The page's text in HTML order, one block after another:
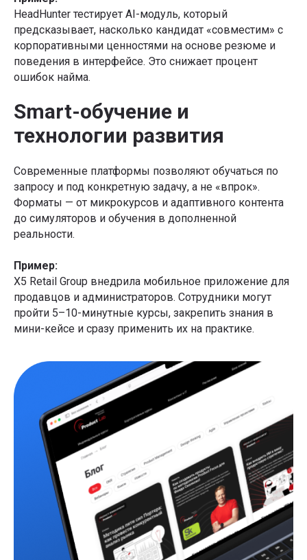
HeadHunter тестирует AI-модуль, который
предсказывает, насколько кандидат «совместим» с
корпоративными ценностями на основе резюме и
поведения в интерфейсе. Это снижает процент
ошибок найма.
Smart-обучение и
технологии развития
Современные платформы позволяют обучаться по
запросу и под конкретную задачу, а не «впрок».
Форматы — от микрокурсов и адаптивного контента
до симуляторов и обучения в дополненной
реальности.
Пример:
X5 Retail Group внедрила мобильное приложение для
продавцов и администраторов. Сотрудники могут
пройти 5–10-минутные курсы, закрепить знания в
мини-кейсе и сразу применить их на практике.